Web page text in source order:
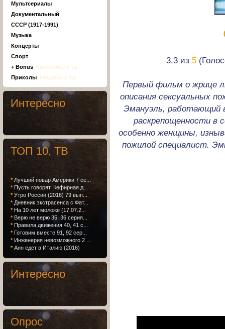
3.3 из 5
Первый фильм о жрице
описания сексуальных
Эмануэль, работающий
раскрепощенности в
особенно женщины,
пожилой специалист.
Мультсериалы
Документальный
СССР (1917-1991)
Музыка
Концерты
Спорт
+ Bonus, Киноляпы и тд
Приколы, Неудачи и тд
Интересно
ТОП 10, ТВ
* Лучший повар Америки 7 се...
* Пусть говорят. Кефирная д...
* Утро России (2016) 79 вып...
* Дневник экстрасенса с Фат...
* На 10 лет моложе (17.07.2...
* Верю не верю 35, 36 серия...
* Правила движения 40, 41 с...
* Готовим вместе 91, 92 сер...
* Инженерия невозможного 2 ...
* Анн едет в Италию (2016)
Интересно
Опрос